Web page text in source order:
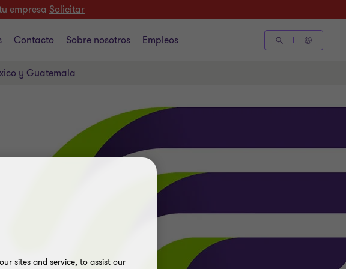
empresa Solicitar
Contacto Sobre nosotros Empleos
y Guatemala
sites and service, to assist our